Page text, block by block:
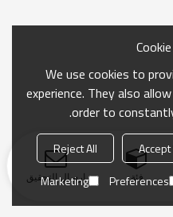
فئة ارسال التحقيق
We use cookies to
experience. They also
order to
Reject All
Preferences
Marketing